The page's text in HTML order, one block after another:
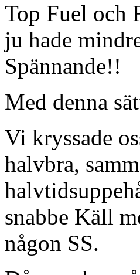
Top Fuel och
ju hade
Spännande!!
Med denna
Vi kryssade
halvbra,
snabbe Käll
någon SS.